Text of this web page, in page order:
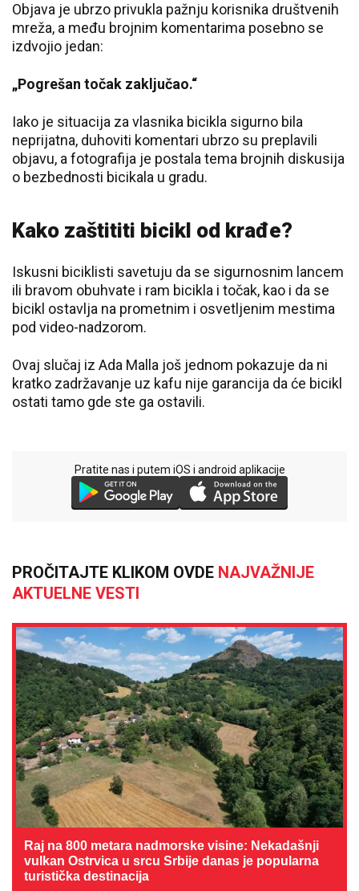
Objava je ubrzo privukla pažnju korisnika društvenih
mreža, a među brojnim komentarima posebno se
izdvojio jedan:
„Pogrešan točak zaključao.“
Iako je situacija za vlasnika bicikla sigurno bila
neprijatna, duhoviti komentari ubrzo su preplavili
objavu, a fotografija je postala tema brojnih diskusija
o bezbednosti bicikala u gradu.
Kako zaštititi bicikl od krađe?
Iskusni biciklisti savetuju da se sigurnosnim lancem
ili bravom obuhvate i ram bicikla i točak, kao i da se
bicikl ostavlja na prometnim i osvetljenim mestima
pod video-nadzorom.
Ovaj slučaj iz Ada Malla još jednom pokazuje da ni
kratko zadržavanje uz kafu nije garancija da će bicikl
ostati tamo gde ste ga ostavili.
Pratite nas i putem iOS i android aplikacije
PROČITAJTE KLIKOM OVDE NAJVAŽNIJE
AKTUELNE VESTI
Raj na 800 metara nadmorske visine: Nekadašnji
vulkan Ostrvica u srcu Srbije danas je popularna
turistička destinacija